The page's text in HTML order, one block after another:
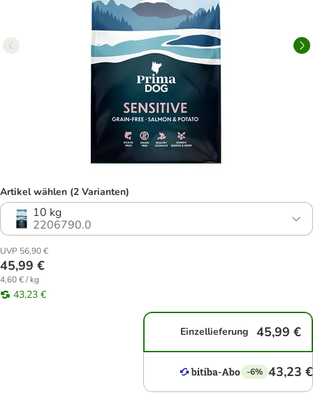
Artikel wählen (2 Varianten)
10 kg
2206790.0
UVP 56,90 €
45,99 €
4,60 € / kg
43,23 €
Einzellieferung 45,99 €
-6% 43,23 €